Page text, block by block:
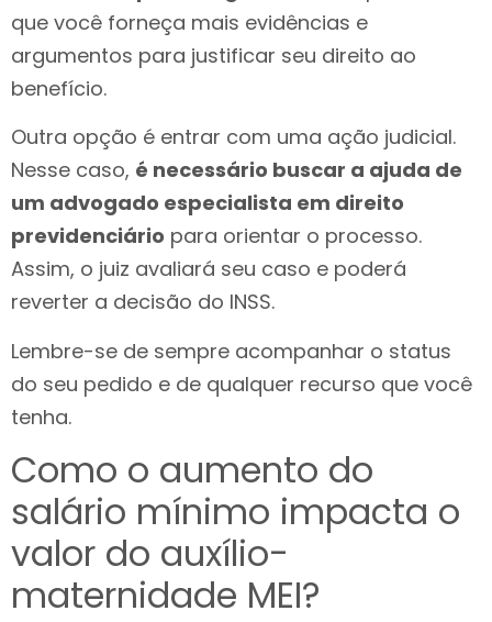
que você forneça mais evidências e
argumentos para justificar seu direito ao
benefício.
Outra opção é entrar com uma ação judicial.
Nesse caso, é necessário buscar a ajuda de
um advogado especialista em direito
previdenciário para orientar o processo.
Assim, o juiz avaliará seu caso e poderá
reverter a decisão do INSS.
Lembre-se de sempre acompanhar o status
do seu pedido e de qualquer recurso que você
tenha.
Como o aumento do
salário mínimo impacta o
valor do auxílio-
maternidade MEI?